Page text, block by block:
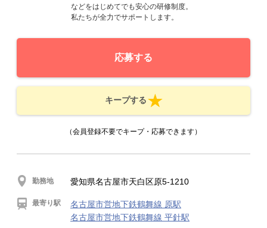
などをはじめてでも安心の研修制度。
私たちが全力でサポートします。
応募する
キープする
（会員登録不要でキープ・応募できます）
勤務地 愛知県名古屋市天白区原5-1210
最寄り駅
名古屋市営地下鉄鶴舞線 原駅
名古屋市営地下鉄鶴舞線 平針駅